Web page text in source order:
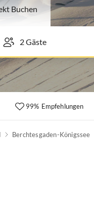
Buchen
99% Empfehlungen
Berchtesgaden-Königssee